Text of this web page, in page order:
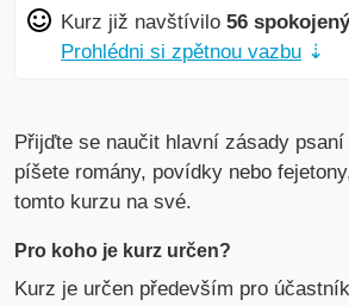
Kurz již navštívilo56
Prohlédni si zpětnou vazbu ⇣
Přijďte se naučit hlavní zásady
píšete romány, povídky nebo
tomto kurzu na své.
Pro koho je kurz určen?
Kurz je určen především pro